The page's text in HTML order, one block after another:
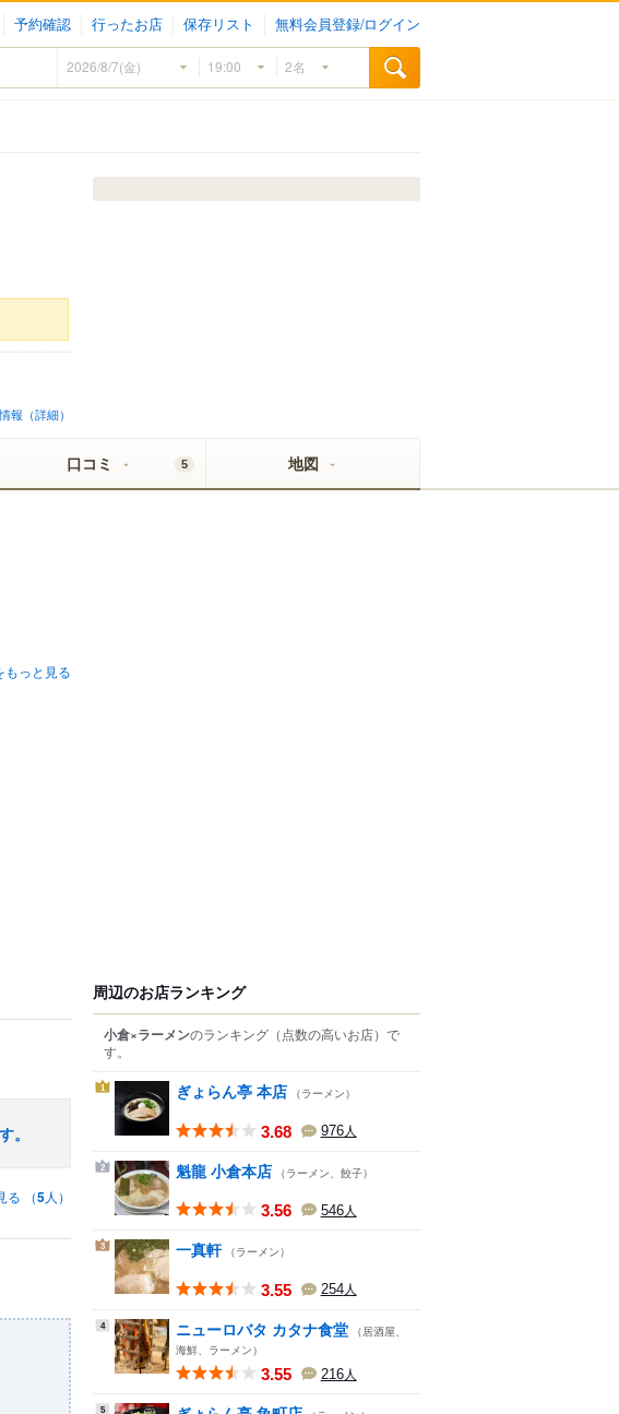
予約確認 行ったお店 保存リスト 無料会員登録/ログイン
報（詳細）
口コミ 5 地図
もっと見る
。
る （5人）
周辺のお店ランキング
小倉×ラーメンのランキング （点数の高いお店） で
す。
1 ぎょらん亭 本店 （ラーメン）
3.68 976人
2 魁龍 小倉本店 （ラーメン、餃子）
3.56 546人
3 一真軒 （ラーメン）
3.55 254人
4 ニューロバタ カタナ食堂 （居酒屋、
海鮮、ラーメン）
3.55 216人
5